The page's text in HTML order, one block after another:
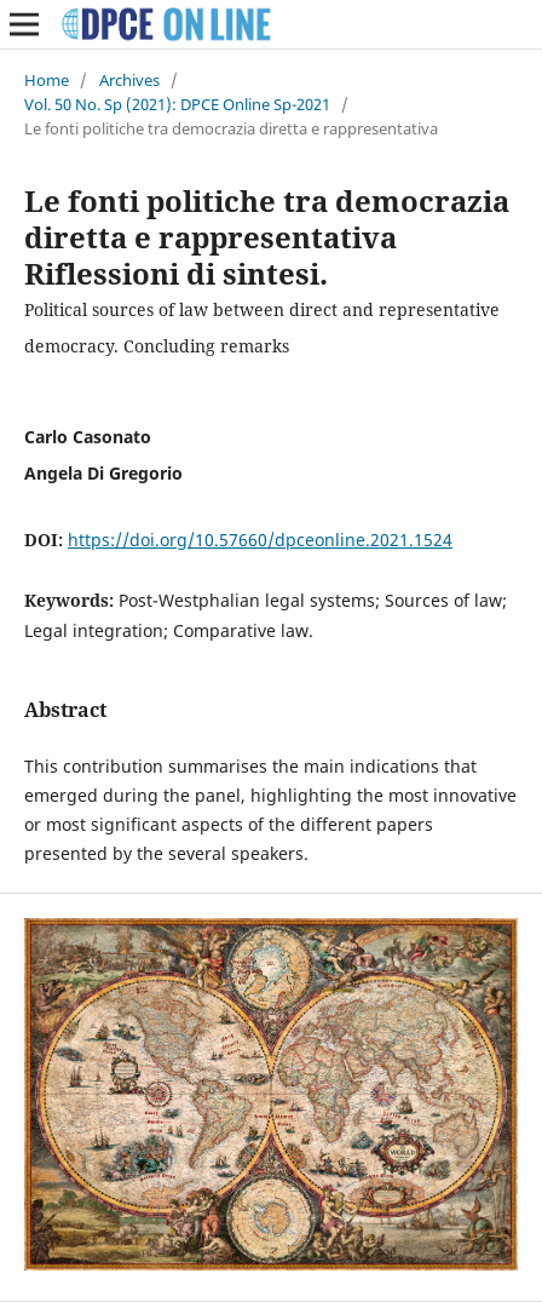
Home / Archives /
Vol. 50 No. Sp (2021): DPCE Online Sp-2021
/
Le fonti politiche tra democrazia diretta e rappresentativa
Le fonti politiche tra democrazia
diretta e rappresentativa
Riflessioni di sintesi.
Political sources of law between direct and representative
democracy. Concluding remarks
Carlo Casonato
Angela Di Gregorio
DOI: https://doi.org/10.57660/dpceonline.2021.1524
Keywords: Post-Westphalian legal systems; Sources of law;
Legal integration; Comparative law.
Abstract
This contribution summarises the main indications that
emerged during the panel, highlighting the most innovative
or most significant aspects of the different papers
presented by the several speakers.